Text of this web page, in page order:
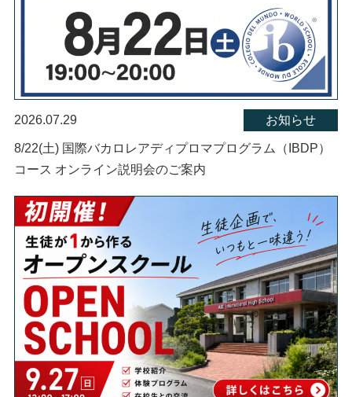
2026.07.29 お知らせ
8/22(土) 国際バカロレアディプロマプログラム（IBDP）
コース オンライン説明会のご案内